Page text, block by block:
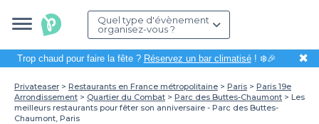
Quel type d'évènement
organisez-vous ?
Trop chaud pour faire la fête ? Réservez un bar climatisé! ❄️🎉 ✖
Privateaser Restaurants en France métropolitaine Paris
Paris 19e
Arrondissement
Quartier du Combat Parc des Buttes-Chaumont
Les
meilleurs restaurants pour fêter son anniversaire - Parc des Buttes-
Chaumont, Paris